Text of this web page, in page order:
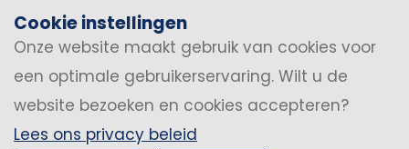
Cookie instellingen
Onze website maakt gebruik van cookies voor
een optimale gebruikerservaring. Wilt u de
website bezoeken en cookies accepteren?
Lees ons privacy beleid